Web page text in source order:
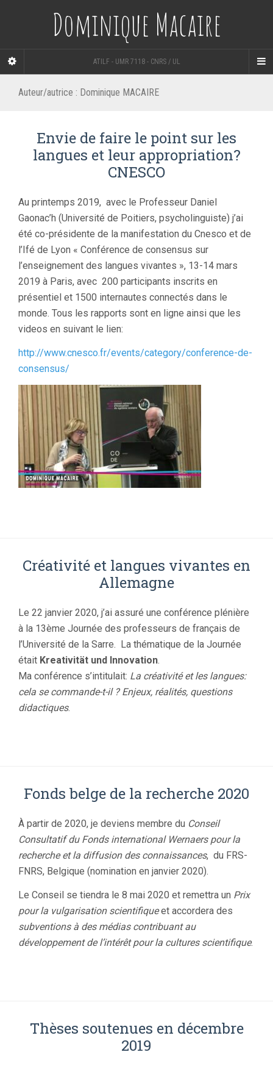
Dominique Macaire
ATILF - UMR 7118 - CNRS / UL
Auteur/autrice : Dominique MACAIRE
Envie de faire le point sur les
langues et leur appropriation?
CNESCO
Au printemps 2019, avec le Professeur Daniel
Gaonac’h (Université de Poitiers, psycholinguiste) j’ai
été co-présidente de la manifestation du Cnesco et de
l’Ifé de Lyon « Conférence de consensus sur
l’enseignement des langues vivantes », 13-14 mars
2019 à Paris, avec 200 participants inscrits en
présentiel et 1500 internautes connectés dans le
monde. Tous les rapports sont en ligne ainsi que les
videos en suivant le lien:
http://www.cnesco.fr/events/category/conference-de-
consensus/
Créativité et langues vivantes en
Allemagne
Le 22 janvier 2020, j’ai assuré une conférence plénière
à la 13ème Journée des professeurs de français de
l’Université de la Sarre. La thématique de la Journée
était Kreativität und Innovation.
Ma conférence s’intitulait: La créativité et les langues:
cela se commande-t-il ? Enjeux, réalités, questions
didactiques.
Fonds belge de la recherche 2020
À partir de 2020, je deviens membre du Conseil
Consultatif du Fonds international Wernaers pour la
recherche et la diffusion des connaissances, du FRS-
FNRS, Belgique (nomination en janvier 2020).
Le Conseil se tiendra le 8 mai 2020 et remettra un Prix
pour la vulgarisation scientifiqueet accordera des
subventions à des médias contribuant au
développement de l’intérêt pour la cultures scientifique.
Thèses soutenues en décembre
2019